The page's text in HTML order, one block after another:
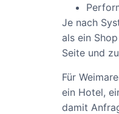
Je nach
als ein
Seite und
Für
ein Hotel,
damit